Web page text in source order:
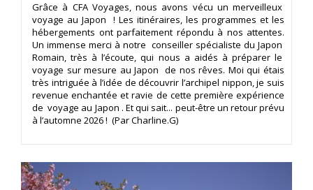
Grâce à CFA Voyages, nous avons vécu un merveilleux
voyage au Japon ! Les itinéraires, les programmes et les
hébergements ont parfaitement répondu à nos attentes.
Un immense merci à notre conseiller spécialiste du Japon
Romain, très à l’écoute, qui nous a aidés à préparer le
voyage sur mesure au Japon de nos rêves. Moi qui étais
très intriguée à l’idée de découvrir l’archipel nippon, je suis
revenue enchantée et ravie de cette première expérience
de voyage au Japon . Et qui sait... peut-être un retour prévu
à l’automne 2026 ! (Par Charline.G)